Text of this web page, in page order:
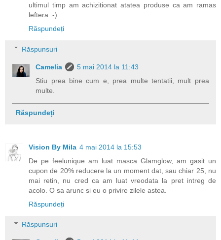
ultimul timp am achizitionat atatea produse ca am ramas
leftera :-)
Răspundeți
Răspunsuri
Camelia
5 mai 2014 la 11:43
Stiu prea bine cum e, prea multe tentatii, mult prea
multe.
Răspundeți
Vision By Mila 4 mai 2014 la 15:53
De pe feelunique am luat masca Glamglow, am gasit un
cupon de 20% reducere la un moment dat, sau chiar 25, nu
mai retin, nu cred ca am luat vreodata la pret intreg de
acolo. O sa arunc si eu o privire zilele astea.
Răspundeți
Răspunsuri